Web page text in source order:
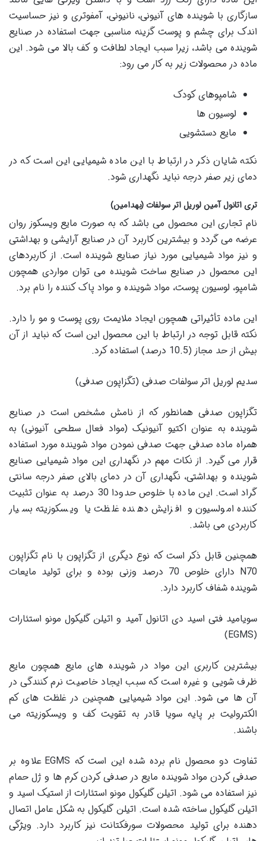
سازگاری با شوینده های آنیونی، نانیونی، آمفوتری و نیز حساسیت
اندک برای چشم و پوست گزینه مناسبی جهت استفاده در صنایع
شوینده می باشد، زیرا سبب ایجاد لطافت و کف بالا می شود. این
ماده در محصولات زیر به کار می رود:
شامپوهای کودک
لوسیون ها
مایع دستشویی
نکته شایان ذکر در ارتباط با این ماده شیمیایی این است که در
دمای زیر صفر درجه نباید نگهداری شود.
تری اتانول آمین لوریل اتر سولفات (بهدامین)
نام تجاری این محصول می باشد که به صورت مایع ویسکوز روان
عرضه می گردد و بیشترین کاربرد آن در صنایع آرایشی و بهداشتی
و نیز مواد شیمیایی مورد نیاز صنایع شوینده است. از کاربردهای
این محصول در صنایع ساخت شوینده می توان مواردی همچون
شامپو، لوسیون پوست، مواد شوینده و مواد پاک کننده را نام برد.
این ماده تأثیراتی همچون ایجاد ملایمت روی پوست و مو را دارد.
نکته قابل توجه در ارتباط با این محصول این است که نباید از آن
بیش از حد مجاز (10.5 درصد) استفاده کرد.
سدیم لوریل اتر سولفات صدفی (تگزاپون صدفی)
تگزاپون صدفی همانطور که از نامش مشخص است در صنایع
شوینده به عنوان اکتیو آنیونیک (مواد فعال سطحی آنیونی) به
همراه ماده صدفی جهت صدفی نمودن مواد شوینده مورد استفاده
قرار می گیرد. از نکات مهم در نگهداری این مواد شیمیایی صنایع
شوینده و بهداشتی، نگهداری آن در دمای بالای صفر درجه سانتی
گراد است. این ماده با خلوص حدودا 30 درصد به عنوان تثبیت
کننده امولسیون و افزایش دهنده غلظت یا ویسکوزیته بسیار
کاربردی می باشد.
همچنین قابل ذکر است که نوع دیگری از تگزاپون با نام تگزاپون
N70 دارای خلوص 70 درصد وزنی بوده و برای تولید مایعات
شوینده شفاف کاربرد دارد.
سویامید فتی اسید دی اتانول آمید و اتیلن گلیکول مونو استئارات
(EGMS)
بیشترین کاربری این مواد در شوینده های مایع همچون مایع
ظرف شویی و غیره است که سبب ایجاد خاصیت نرم کنندگی در
آن ها می شود. این مواد شیمیایی همچنین در غلظت های کم
الکترولیت بر پایه سویا قادر به تقویت کف و ویسکوزیته می
باشند.
تفاوت دو محصول نام برده شده این است که EGMS علاوه بر
صدفی کردن مواد شوینده مایع در صدفی کردن کرم ها و ژل حمام
نیز استفاده می شود. اتیلن گلیکول مونو استئارات از استیک اسید و
اتیلن گلیکول ساخته شده است. اتیلن گلیکول به شکل عامل اتصال
دهنده برای تولید محصولات سورفکتانت نیز کاربرد دارد. ویژگی